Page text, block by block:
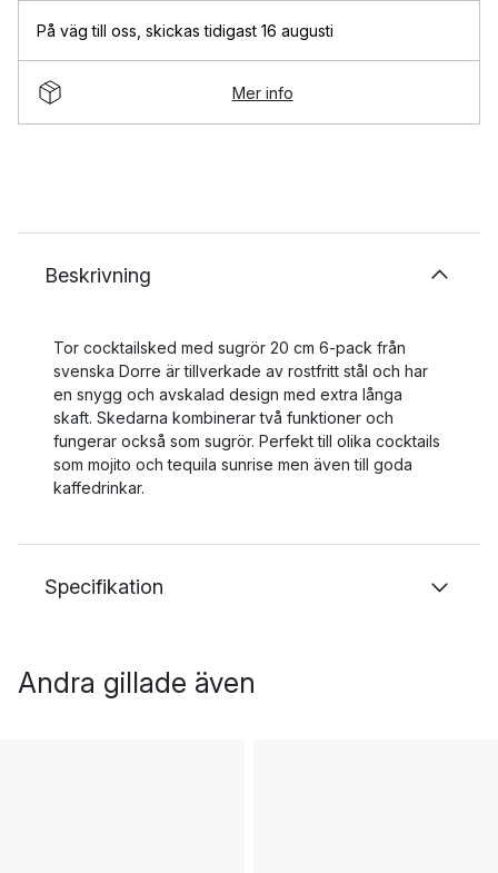
På väg till oss skickas tidigast 16 augusti
Mer info
Beskrivning
Tor cocktailsked med sugrör 20 cm 6-pack från
svenska Dorre är tillverkade av rostfritt stål och har
en snygg och avskalad design med extra långa
skaft. Skedarna kombinerar två funktioner och
fungerar också som sugrör. Perfekt till olika cocktails
som mojito och tequila sunrise men även till goda
kaffedrinkar.
Specifikation
Andra gillade även